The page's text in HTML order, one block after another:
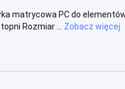
matrycowa PC do
Rozmiar ...
Zobacz więcej